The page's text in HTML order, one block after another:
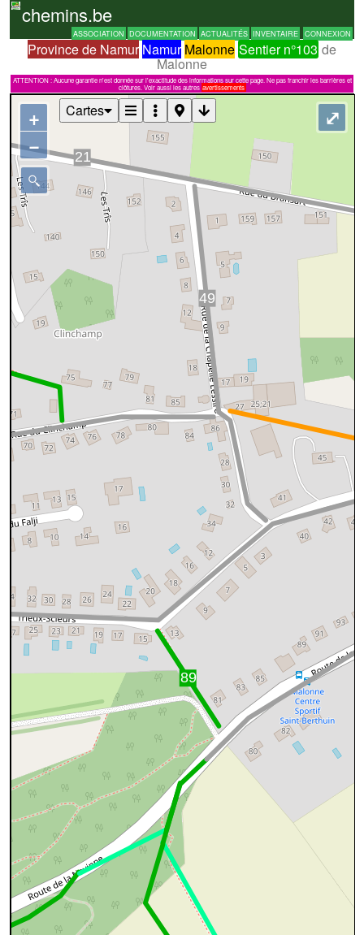
chemins.be
ASSOCIATION DOCUMENTATION ACTUALITÉS INVENTAIRE CONNEXION
Province de Namur Namur Malonne Sentier n°103 de
Malonne
ATTENTION : Aucune garantie n'est donnée sur l'exactitude des informations sur cette page. Ne pas franchir les barrières et
clôtures. Voir aussi les autres avertissements
+
−
⤢
Cartes